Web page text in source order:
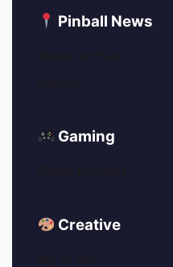
Pinball News
Gaming
Creative